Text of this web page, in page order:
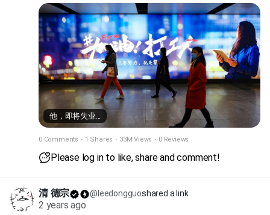
他，即将失业...
0 Comments · 1 Shares · 33M Views · 0 Reviews
Please log in to like, share and comment!
清 德宗 @leedongguoshared a link
2 years ago